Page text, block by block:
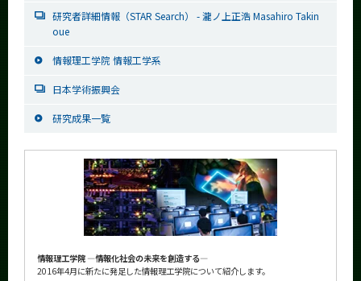
研究者詳細情報（STAR Search） - 瀧ノ上正浩 Masahiro Takin
oue
情報理工学院 情報工学系
日本学術振興会
研究成果一覧
情報理工学院 ―情報化社会の未来を創造する―
2016年4月に新たに発足した情報理工学院について紹介します。